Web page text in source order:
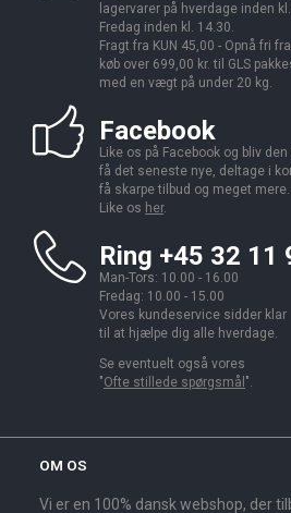
lagervarer på hverdage inden
Fredag inden kl. 14.30.
Fragt fra KUN 45,00 - Opnå fri
køb over 699,00 kr. til GLS
med en vægt på under 20 kg.
Facebook
Like os på Facebook og bliv
få det seneste nye, deltage i
få skarpe tilbud og meget mere.
Like os her.
Ring +45 32 11
Man-Tors: 10.00 - 16.00
Fredag: 10.00 - 15.00
Vores kundeservice sidder klar
til at hjælpe dig alle hverdage.
Se eventuelt også vores
"Ofte stillede spørgsmål ".
OM OS
Vi er en 100% dansk webshop, der